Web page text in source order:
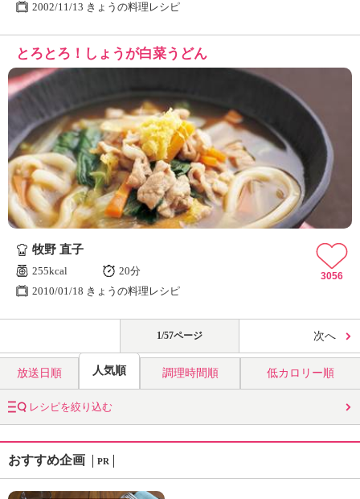
2002/11/13 きょうの料理レシピ
とろとろ！しょうが白菜うどん
牧野 直子
255kcal
20分
2010/01/18 きょうの料理レシピ
3056
1/57ページ 次へ
放送日順 人気順 調理時間順 低カロリー順
レシピを絞り込む
おすすめ企画 PR